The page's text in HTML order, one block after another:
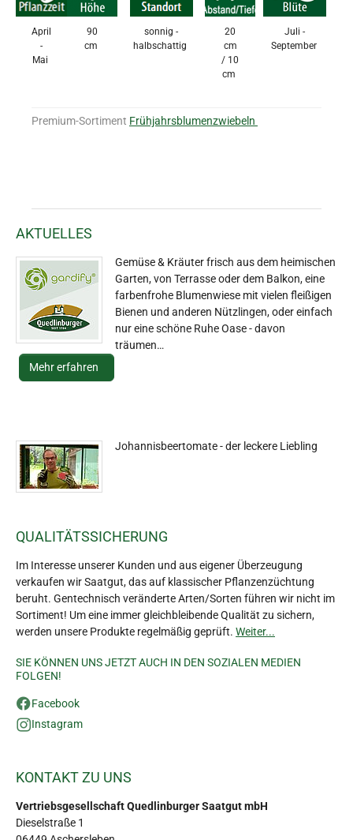
April
-
Mai
90
cm
sonnig -
halbschattig
20
cm
/ 10
cm
Juli -
September
Premium-Sortiment Frühjahrsblumenzwiebeln
AKTUELLES
Gemüse & Kräuter frisch aus dem heimischen
Garten, von Terrasse oder dem Balkon, eine
farbenfrohe Blumenwiese mit vielen fleißigen
Bienen und anderen Nützlingen, oder einfach
nur eine schöne Ruhe Oase - davon
träumen…
Mehr erfahren
Johannisbeertomate - der leckere Liebling
QUALITÄTSSICHERUNG
Im Interesse unserer Kunden und aus eigener Überzeugung
verkaufen wir Saatgut, das auf klassischer Pflanzenzüchtung
beruht. Gentechnisch veränderte Arten/Sorten führen wir nicht im
Sortiment! Um eine immer gleichbleibende Qualität zu sichern,
werden unsere Produkte regelmäßig geprüft. Weiter...
SIE KÖNNEN UNS JETZT AUCH IN DEN SOZIALEN MEDIEN
FOLGEN!
Facebook
Instagram
KONTAKT ZU UNS
Vertriebsgesellschaft Quedlinburger Saatgut mbH
Dieselstraße 1